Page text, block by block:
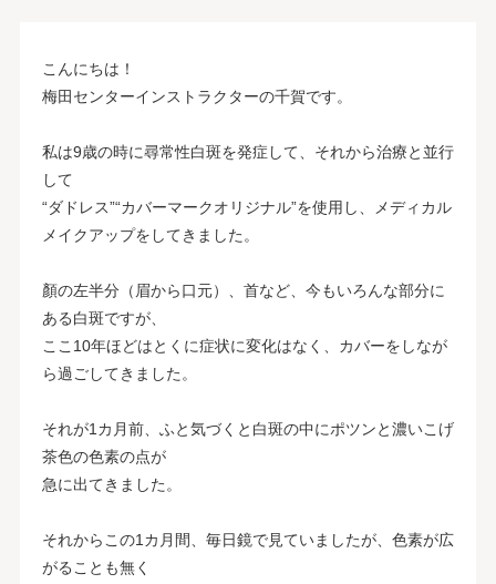
こんにちは！
梅田センターインストラクターの千賀です。
私は9歳の時に尋常性白斑を発症して、それから治療と並行
して
“ダドレス”“カバーマークオリジナル”を使用し、メディカル
メイクアップをしてきました。
顏の左半分（眉から口元）、首など、今もいろんな部分に
ある白斑ですが、
ここ10年ほどはとくに症状に変化はなく、カバーをしなが
ら過ごしてきました。
それが1カ月前、ふと気づくと白斑の中にポツンと濃いこげ
茶色の色素の点が
急に出てきました。
それからこの1カ月間、毎日鏡で見ていましたが、色素が広
がることも無く